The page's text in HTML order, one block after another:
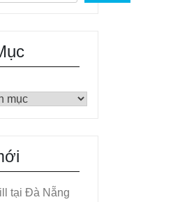
tại Đà Nẵng